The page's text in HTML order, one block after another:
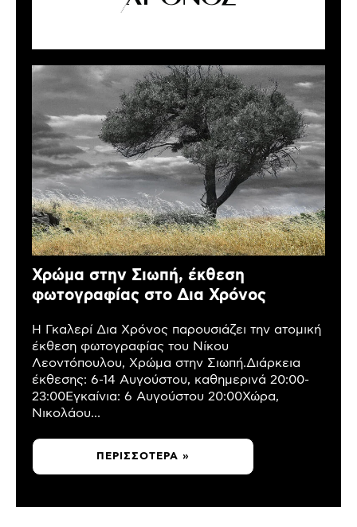
Χρώμα στην Σιωπή, έκθεση
φωτογραφίας στο Δια Χρόνος
Η Γκαλερί Δια Χρόνος παρουσιάζει την ατομική
έκθεση φωτογραφίας του Νίκου
Λεοντόπουλου, Χρώμα στην Σιωπή.Διάρκεια
έκθεσης: 6-14 Αυγούστου, καθημερινά 20:00-
23:00Εγκαίνια: 6 Αυγούστου 20:00Χώρα,
Νικολάου...
ΠΕΡΙΣΣΌΤΕΡΑ »